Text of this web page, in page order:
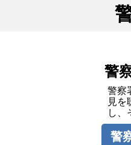
警
警察
見
し、
警